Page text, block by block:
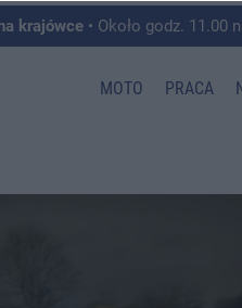
krajówce • Około godz. 11.00 na
MOTO PRACA